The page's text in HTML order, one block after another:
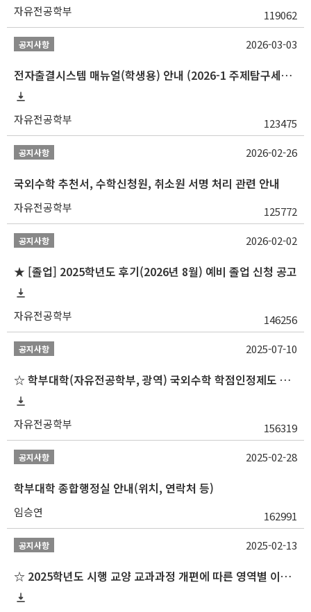
자유전공학부 119062
공지사항
전자출결시스템 매뉴얼(학생용) 안내 (2026-1 주제탐구세미나 1 (001 분반) 등)
자유전공학부 123475
2026-03-03
공지사항
국외수학 추천서, 수학신청원, 취소원 서명 처리 관련 안내
자유전공학부 125772
2026-02-26
공지사항
★ [졸업] 2025학년도 후기(2026년 8월) 예비 졸업 신청 공고
자유전공학부 146256
2026-02-02
공지사항
☆ 학부대학(자유전공학부, 광역) 국외수학 학점인정제도 변경 안내(2025-2학기 파견학생부터)
자유전공학부 156319
2025-07-10
공지사항
학부대학 종합행정실 안내(위치, 연락처 등)
임승연 162991
2025-02-28
공지사항
☆ 2025학년도 시행 교양 교과과정 개편에 따른 영역별 이수 안내
2025-02-13